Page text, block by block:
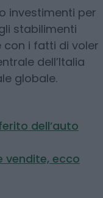
investimenti per
stabilimenti
i fatti di voler
dell’Italia
globale.
dell’auto
vendite, ecco